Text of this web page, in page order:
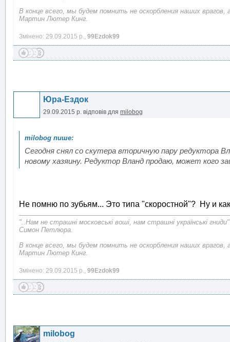
В конце всего, мы будем помнить не оскорбления наших врагов,
Мартин Лютер Кинг.
Змінено: 29.09.2015 р., 99Ezdok99
Юра-Ездок
29.09.2015 р. відповів для milobog
Сегодня снял со скутера вторичную пару редуктора
новому хазяину. Редуктор Вланд продаю, может кого
Не помню по зубьям... Это типа "скоростной"? Ну и
"..Нам не страшні московські воші, нам страшні українські гниди"
Симон Петлюра.
В конце всего, мы будем помнить не оскорбления наших врагов,
Мартин Лютер Кинг.
Змінено: 29.09.2015 р., 99Ezdok99
milobog